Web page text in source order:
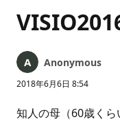
ス
キ
ッ
プ
Anonymous
2018年6月6日 8:54
知人の母（60歳く